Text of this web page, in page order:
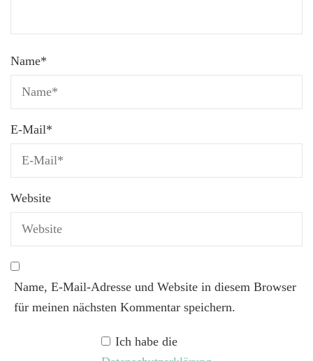
Name*
E-Mail*
Website
Name, E-Mail-Adresse und Website in diesem Browser
für meinen nächsten Kommentar speichern.
Ich habe die